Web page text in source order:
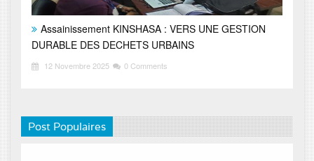
Assainissement KINSHASA : VERS UNE GESTION
DURABLE DES DECHETS URBAINS
12 Novembre 2025 0 Comments
Post Populaires